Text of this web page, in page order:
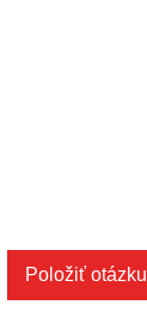
Položiť otázku